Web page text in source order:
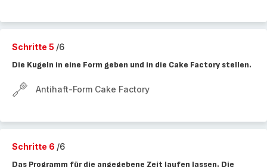
Schritte 5 /6
Die Kugeln in eine Form geben und in die Cake Factory stellen.
Antihaft-Form Cake Factory
Schritte 6 /6
Das Programm für die angegebene Zeit laufen lassen. Die